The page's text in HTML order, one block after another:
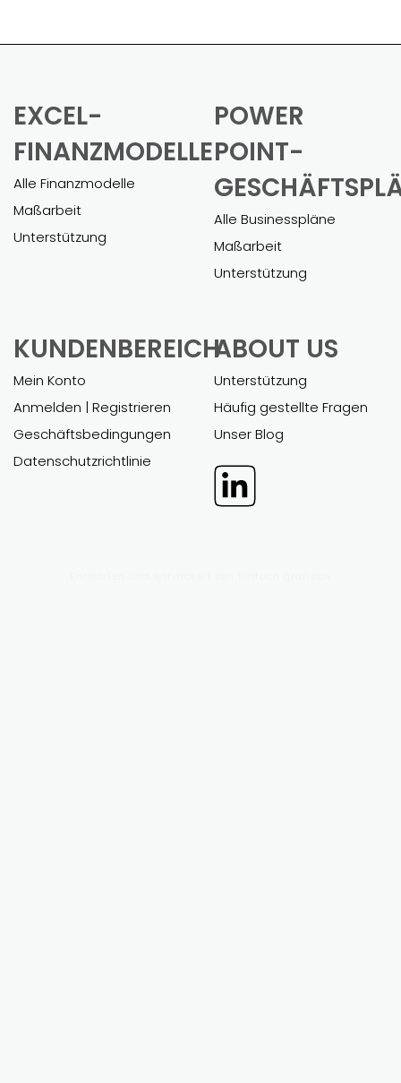
EXCEL-
FINANZMODELLE
Alle Finanzmodelle
Maßarbeit
Unterstützung
POWER
POINT-
Alle Businesspläne
Maßarbeit
Unterstützung
KUNDENBEREICH
Mein Konto
Anmelden | Registrieren
Geschäftsbedingungen
Datenschutzrichtlinie
ABOUT US
Unterstützung
Häufig gestellte Fragen
Unser Blog